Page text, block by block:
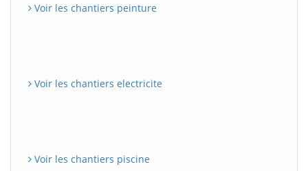
Voir les chantiers peinture
Voir les chantiers electricite
Voir les chantiers piscine